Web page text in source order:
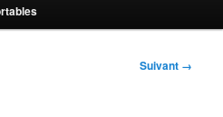
Navigation
Suivant →